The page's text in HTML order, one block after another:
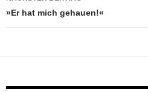
»Er hat mich gehauen!«